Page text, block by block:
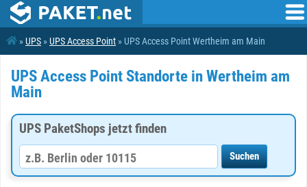
»UPS »UPS Access Point » UPS Access Point Wertheim am Main
UPS Access Point Standorte in Wertheim am
Main
UPS PaketShops jetzt finden